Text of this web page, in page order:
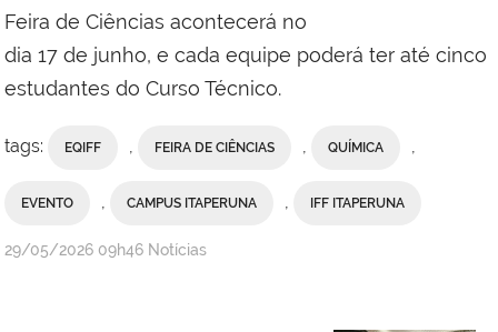
Feira de Ciências acontecerá no
dia 17 de junho, e cada equipe poderá ter até cinco
estudantes do Curso Técnico.
tags: EQIFF , FEIRA DE CIÊNCIAS , QUÍMICA ,
EVENTO , CAMPUS ITAPERUNA , IFF ITAPERUNA
por
publicado
29/05/2026 09h46 Notícias